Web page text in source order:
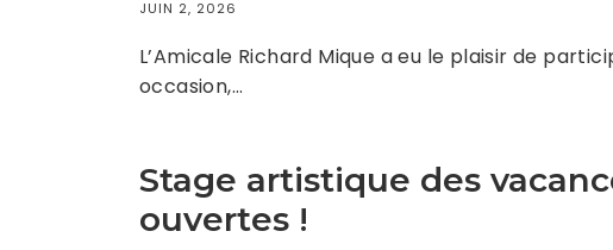
JUIN 2, 2026
L’Amicale Richard Mique a eu le plaisir de
occasion,…
Stage artistique des
ouvertes !